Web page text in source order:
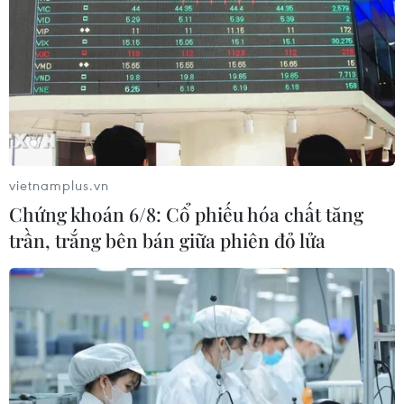
TIN LIÊN QUAN
Đoàn Thanh niên TTXVN trao tặng học
vietnamplus.vn
Chứng khoán 6/8: Cổ phiếu hóa chất tăng
trần, trắng bên bán giữa phiên đỏ lửa